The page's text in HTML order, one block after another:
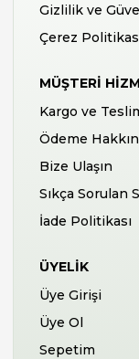
Gizlilik ve
Çerez
MÜŞTERI
Kargo ve
Ödeme
Bize Ulaşın
Sıkça Sorulan
İade Politikası
ÜYELIK
Üye Girişi
Üye Ol
Sepetim